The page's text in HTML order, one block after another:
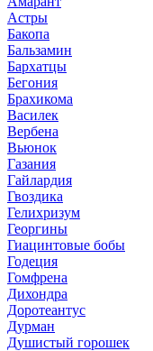
Астры
Бакопа
Бальзамин
Бархатцы
Бегония
Брахикома
Василек
Вербена
Вьюнок
Газания
Гайлардия
Гвоздика
Гелихризум
Георгины
Гиацинтовые бобы
Годеция
Гомфрена
Дихондра
Доротеантус
Дурман
Душистый горошек